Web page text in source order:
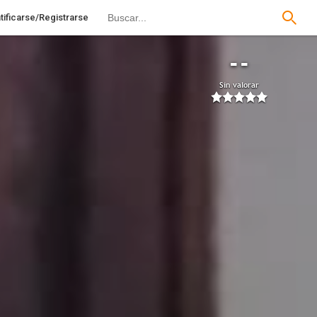
Registrarse
--
Sin valorar